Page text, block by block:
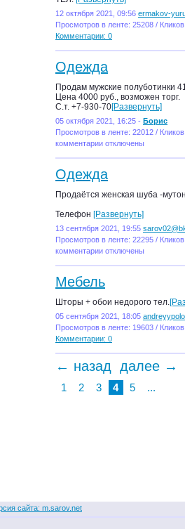
12 октября 2021, 09:56 ermakov-
Просмотров в ленте: 25208 /
Комментарии: 0
Одежда
Продам мужские полуботинки
Цена 4000 руб., возможен торг.
С.т. +7-930-70[Развернуть]
05 октября 2021, 16:25 - Борис
Просмотров в ленте: 22012 /
комментарии отключены
Одежда
Продаётся женская шуба -
Телефон [Развернуть]
13 сентября 2021, 19:55
Просмотров в ленте: 22295 /
комментарии отключены
Мебель
Шторы + обои недорого тел.
05 сентября 2021, 18:05
Просмотров в ленте: 19603 /
Комментарии: 0
← назад далее →
1 2 3 4 5 ...
сайта: m.sarov.net